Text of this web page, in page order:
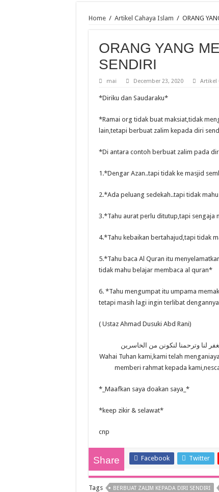
Home / Artikel Cahaya Islam / ORANG
ORANG YANG
SENDIRI
mai December 23, 2020 Artikel
*Diriku dan Saudaraku*
*Ramai org tidak buat maksiat,tidak
lain,tetapi berbuat zalim kepada diri
*Di antara contoh berbuat zalim pada
1.*Dengar Azan..tapi tidak ke masjid
2.*Ada peluang sedekah..tapi tidak
3.*Tahu aurat perlu ditutup,tapi sengaja
4.*Tahu kebaikan bertahajud,tapi tidak
5.*Tahu baca Al Quran itu
tidak mahu belajar membaca al quran*
6. *Tahu mengumpat itu umpama
tetapi masih lagi ingin terlibat
( Ustaz Ahmad Dusuki Abd Rani)
لنا وترحمنا لنكونن من الخاسرين
Wahai Tuhan kami,kami telah
memberi rahmat kepada
*_Maafkan saya doakan saya_*
*keep zikir & selawat*
cnp
Share Facebook Twitter
Tags BERBUAT ZALIM KEPADA DIRI SENDIRI